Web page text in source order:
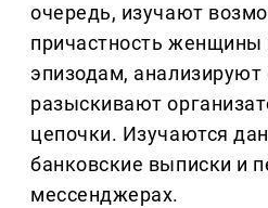
очередь, изучают
причастность женщины
эпизодам, анализируют
разыскивают
цепочки. Изучаются
банковские выписки и
мессенджерах.